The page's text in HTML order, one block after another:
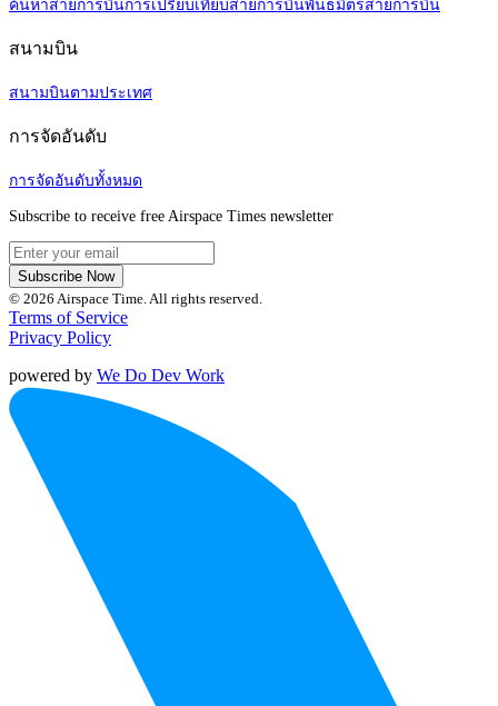
ค้นหาสายการบินการเปรียบเทียบสายการบินพันธมิตรสายการบิน
สนามบิน
สนามบินตามประเทศ
การจัดอันดับ
การจัดอันดับทั้งหมด
Subscribe to receive free Airspace Times newsletter
Subscribe Now
© 2026 Airspace Time. All rights reserved.
Terms of Service
Privacy Policy
powered by We Do Dev Work